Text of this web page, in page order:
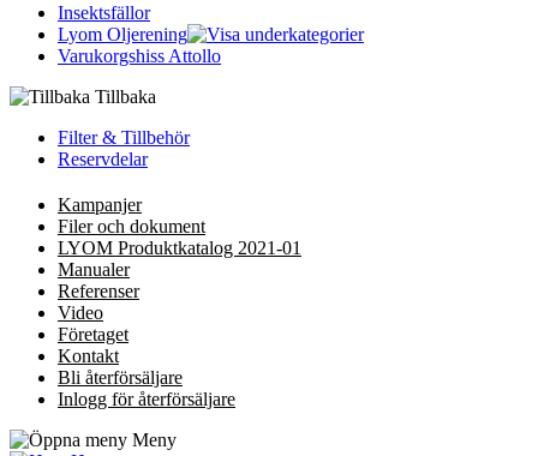
Insektsfällor
Lyom Oljerening
Varukorgshiss Attollo
Tillbaka
Filter & Tillbehör
Reservdelar
Kampanjer
Filer och dokument
LYOM Produktkatalog 2021-01
Manualer
Referenser
Video
Företaget
Kontakt
Bli återförsäljare
Inlogg för återförsäljare
Meny